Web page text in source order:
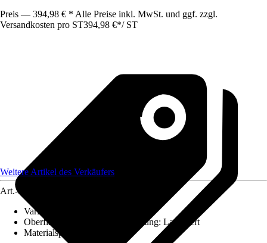
Preis — 394,98 € * Alle Preise inkl. MwSt. und ggf. zzgl.
Versandkosten pro ST394,98 €*/ ST
Weitere Artikel des Verkäufers
Art.-Nr.
Variante
Oberfläche/Oberflächenbehandlung: Laminiert
Materialspezifizierung